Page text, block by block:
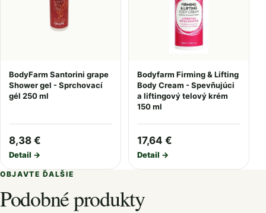
BodyFarm Santorini grape
Shower gel - Sprchovací
gél 250 ml
8,38 €
Detail →
Bodyfarm Firming & Lifting
Body Cream - Spevňujúci
a liftingový telový krém
150 ml
17,64 €
Detail →
OBJAVTE ĎALŠIE
Podobné produkty